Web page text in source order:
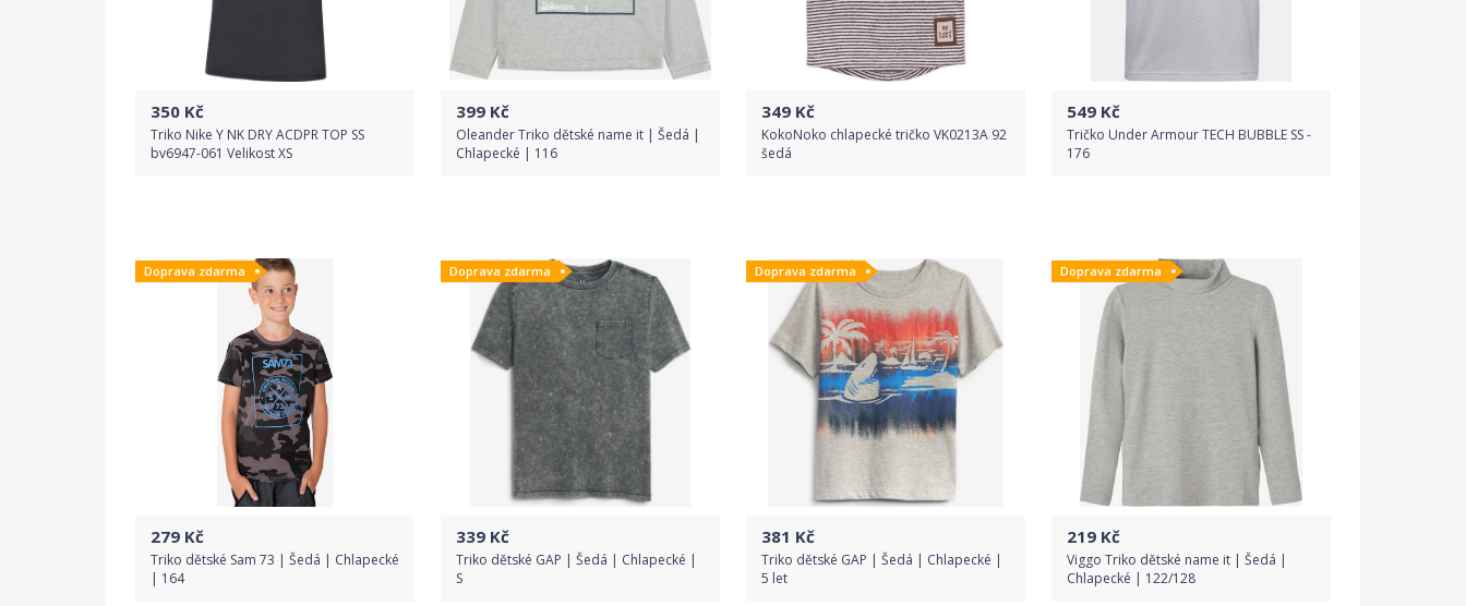
350 Kč
Triko Nike Y NK DRY ACDPR TOP SS
bv6947-061 Velikost XS
Detail produktu
399 Kč
Oleander Triko dětské name it | Šedá |
Chlapecké | 116
Detail produktu
349 Kč
KokoNoko chlapecké tričko VK0213A 92
šedá
Detail produktu
549 Kč
Tričko Under Armour TECH BUBBLE SS -
176
Detail produktu
Doprava zdarma
279 Kč
Triko dětské Sam 73 | Šedá | Chlapecké
| 164
Doprava zdarma
339 Kč
Triko dětské GAP | Šedá | Chlapecké |
S
Doprava zdarma
381 Kč
Triko dětské GAP | Šedá | Chlapecké |
5 let
Doprava zdarma
219 Kč
Viggo Triko dětské name it | Šedá |
Chlapecké | 122/128